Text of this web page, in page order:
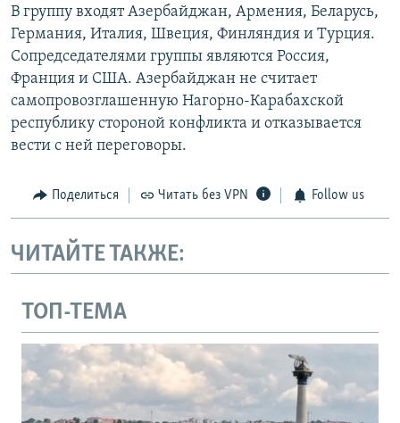
В группу входят Азербайджан, Армения, Беларусь,
Германия, Италия, Швеция, Финляндия и Турция.
Сопредседателями группы являются Россия,
Франция и США. Азербайджан не считает
самопровозглашенную Нагорно-Карабахской
республику стороной конфликта и отказывается
вести с ней переговоры.
Поделиться Читать без VPN Follow us
ЧИТАЙТЕ ТАКЖЕ:
ТОП-ТЕМА